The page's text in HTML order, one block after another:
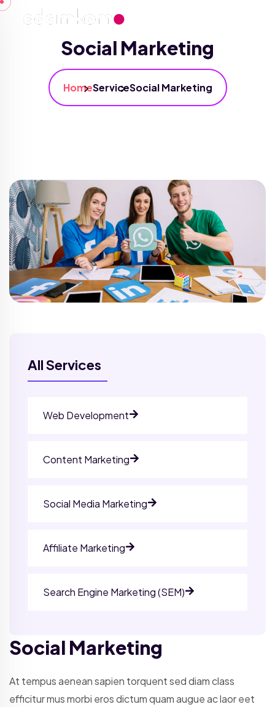
Social Marketing
HomeServiceSocial Marketing
All Services
Web Development
Content Marketing
Social Media Marketing
Affiliate Marketing
Search Engine Marketing (SEM)
Social Marketing
At tempus aenean sapien torquent sed diam class
efficitur mus morbi eros dictum quam augue ac laor eet